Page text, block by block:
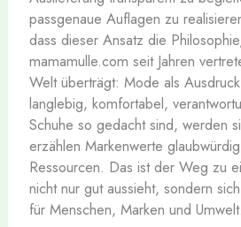
passgenaue Auflagen zu
dass dieser Ansatz die
mamamulle.com seit Jahren
Welt überträgt: Mode als
langlebig, komfortabel,
Schuhe so gedacht sind, werden
erzählen Markenwerte
Ressourcen. Das ist der Weg zu
nicht nur gut aussieht, sondern
für Menschen, Marken und Umwelt.